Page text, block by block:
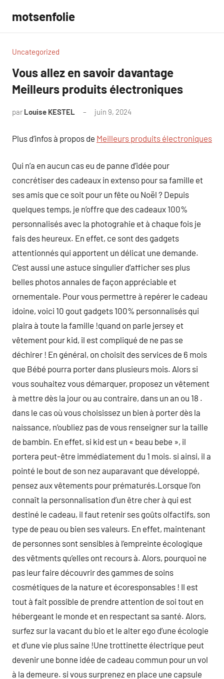
contenu
motsenfolie
Uncategorized
Vous allez en savoir davantage
Meilleurs produits électroniques
par Louise KESTEL juin 9, 2024
Plus d’infos à propos de Meilleurs produits électroniques
Qui n’a en aucun cas eu de panne d’idée pour
concrétiser des cadeaux in extenso pour sa famille et
ses amis que ce soit pour un fête ou Noël ? Depuis
quelques temps, je n’offre que des cadeaux 100%
personnalisés avec la photograhie et à chaque fois je
fais des heureux. En effet, ce sont des gadgets
attentionnés qui apportent un délicat une demande.
C’est aussi une astuce singulier d’afficher ses plus
belles photos annales de façon appréciable et
ornementale. Pour vous permettre à repérer le cadeau
idoine, voici 10 gout gadgets 100% personnalisés qui
plaira à toute la famille !quand on parle jersey et
vêtement pour kid, il est compliqué de ne pas se
déchirer ! En général, on choisit des services de 6 mois
que Bébé pourra porter dans plusieurs mois. Alors si
vous souhaitez vous démarquer, proposez un vêtement
à mettre dès la jour ou au contraire, dans un an ou 18 .
dans le cas où vous choisissez un bien à porter dès la
naissance, n’oubliez pas de vous renseigner sur la taille
de bambin. En effet, si kid est un « beau bebe », il
portera peut-être immédiatement du 1 mois. si ainsi, il a
pointé le bout de son nez auparavant que développé,
pensez aux vêtements pour prématurés.Lorsque l’on
connaît la personnalisation d’un être cher à qui est
destiné le cadeau, il faut retenir ses goûts olfactifs, son
type de peau ou bien ses valeurs. En effet, maintenant
de personnes sont sensibles à l’empreinte écologique
des vêtments qu’elles ont recours à. Alors, pourquoi ne
pas leur faire découvrir des gammes de soins
cosmétiques de la nature et écoresponsables ! Il est
tout à fait possible de prendre attention de soi tout en
hébergeant le monde et en respectant sa santé. Alors,
surfez sur la vacant du bio et le alter ego d’une écologie
et d’une vie plus saine !Une trottinette électrique peut
devenir une bonne idée de cadeau commun pour un vol
à la demeure. si vous surprenez en place une capsule